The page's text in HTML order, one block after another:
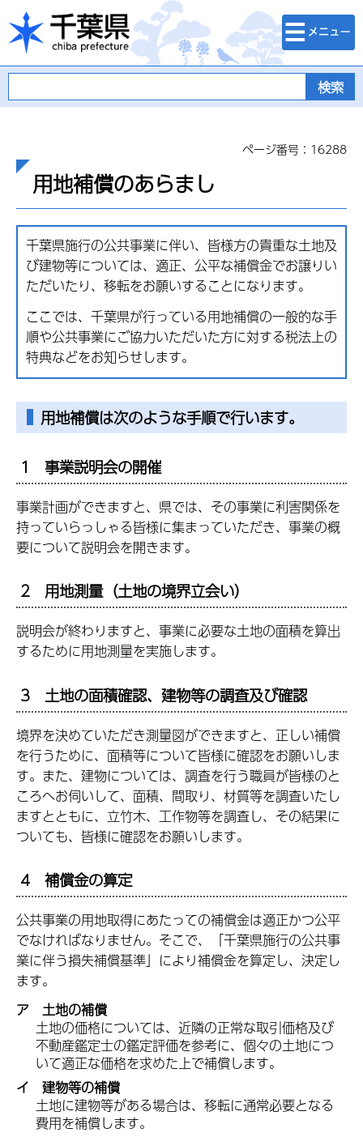
千葉県
検索・メニュ
ー
ページ番号：16288
用地補償のあらまし
千葉県施行の公共事業に伴い、皆様方の貴重な土地及
び建物等については、適正、公平な補償金でお譲りい
ただいたり、移転をお願いすることになります。
ここでは、千葉県が行っている用地補償の一般的な手
順や公共事業にご協力いただいた方に対する税法上の
特典などをお知らせします。
用地補償は次のような手順で行います。
1 事業説明会の開催
事業計画ができますと、県では、その事業に利害関係を
持っていらっしゃる皆様に集まっていただき、事業の概
要について説明会を開きます。
2 用地測量（土地の境界立会い）
説明会が終わりますと、事業に必要な土地の面積を算出
するために用地測量を実施します。
3 土地の面積確認、建物等の調査及び確認
境界を決めていただき測量図ができますと、正しい補償
を行うために、面積等について皆様に確認をお願いしま
す。また、建物については、調査を行う職員が皆様のと
ころへお伺いして、面積、間取り、材質等を調査いたし
ますとともに、立竹木、工作物等を調査し、その結果に
ついても、皆様に確認をお願いします。
4 補償金の算定
公共事業の用地取得にあたっての補償金は適正かつ公平
でなければなりません。そこで、「千葉県施行の公共事
業に伴う損失補償基準」により補償金を算定し、決定し
ます。
ア 土地の補償
土地の価格については、近隣の正常な取引価格及び
不動産鑑定士の鑑定評価を参考に、個々の土地につ
いて適正な価格を求めた上で補償します。
イ 建物等の補償
土地に建物等がある場合は、移転に通常必要となる
費用を補償します。